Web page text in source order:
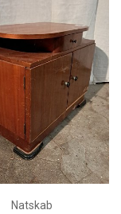
Natskab